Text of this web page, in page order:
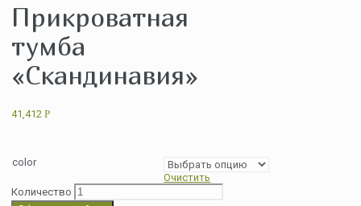
Прикроватная
тумба
«Скандинавия»
41,412Р
color
Очистить
Количество